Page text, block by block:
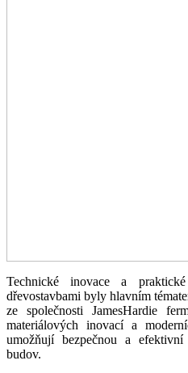
Technické inovace a
dřevostavbami byly hlavním
ze společnosti JamesHardie
materiálových inovací a
umožňují bezpečnou a
budov.